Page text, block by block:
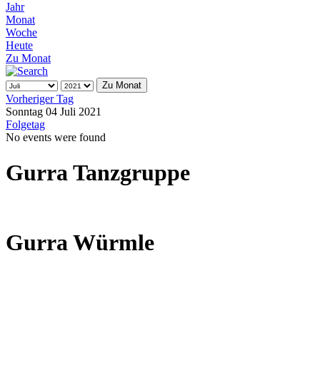
Jahr
Monat
Woche
Heute
Zu Monat
Zu Monat
Vorheriger Tag
Sonntag 04 Juli 2021
Folgetag
No events were found
Gurra Tanzgruppe
Gurra Würmle